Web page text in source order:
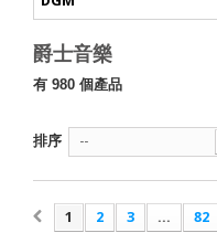
爵士音樂
有 980 個產品
排序 --
1 2 3 ... 82